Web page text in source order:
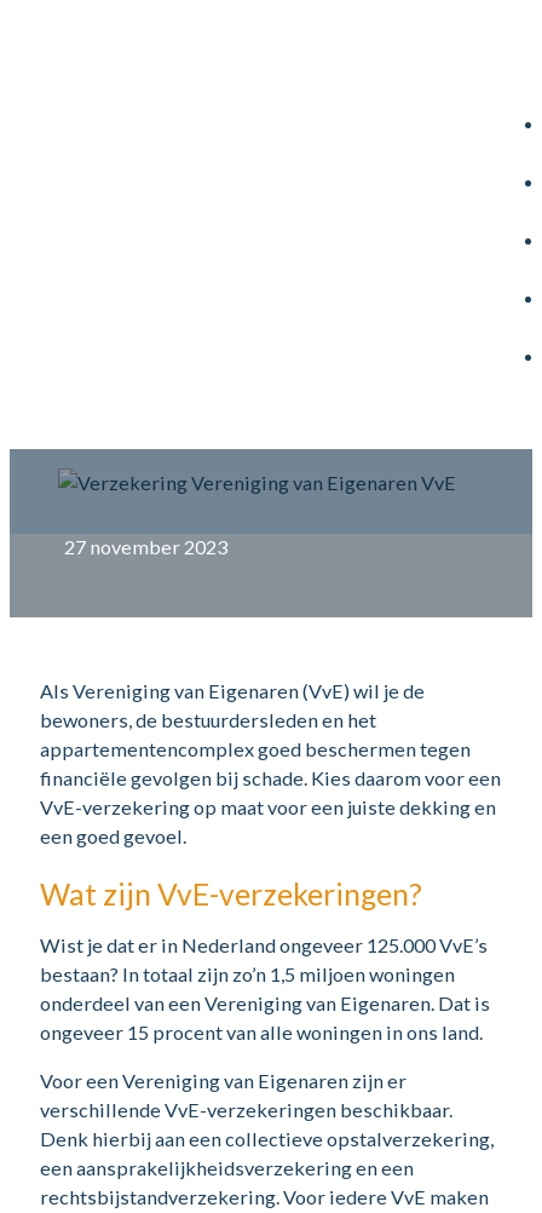
27 november 2023
Als Vereniging van Eigenaren (VvE) wil je de
bewoners, de bestuurdersleden en het
appartementencomplex goed beschermen tegen
financiële gevolgen bij schade. Kies daarom voor een
VvE-verzekering op maat voor een juiste dekking en
een goed gevoel.
Wat zijn VvE-verzekeringen?
Wist je dat er in Nederland ongeveer 125.000 VvE’s
bestaan? In totaal zijn zo’n 1,5 miljoen woningen
onderdeel van een Vereniging van Eigenaren. Dat is
ongeveer 15 procent van alle woningen in ons land.
Voor een Vereniging van Eigenaren zijn er
verschillende VvE-verzekeringen beschikbaar.
Denk hierbij aan een collectieve opstalverzekering,
een aansprakelijkheidsverzekering en een
rechtsbijstandverzekering. Voor iedere VvE maken